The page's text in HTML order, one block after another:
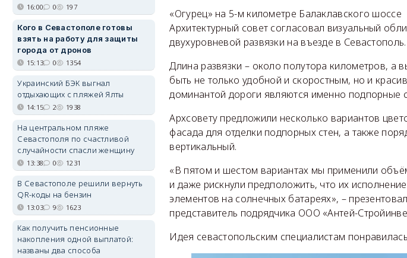
«Огурец» на 5-м километре Балаклавского шоссе
Архитектурный совет согласовал визуальный
двухуровневой развязки на въезде в Севастополь.
Длина развязки – около полутора километров, а
быть не только удобной и скоростным, но и
доминантой дороги являются именно подпорные
Архсовету предложили несколько вариантов
фасада для отделки подпорных стен, а также
вертикальный.
«В пятом и шестом вариантах мы применили
и даже рискнули предположить, что их
элементов на солнечных батареях», –
представитель подрядчика ООО «Антей-
Идея севастопольским специалистам
16:00 0 197
Кого в Севастополе готовы
взять на работу для защиты
города от дронов
15:13 0 1354
Украинский БЭК выгнал
отдыхающих с пляжей Ялты
14:15 2 1938
На центральном пляже
Севастополя по счастливой
случайности спасли женщину
13:38 0 1231
В Севастополе решили вернуть
QR-коды на бензин
13:03 9 1623
Как получить пенсионные
накопления одной выплатой:
названы два способа